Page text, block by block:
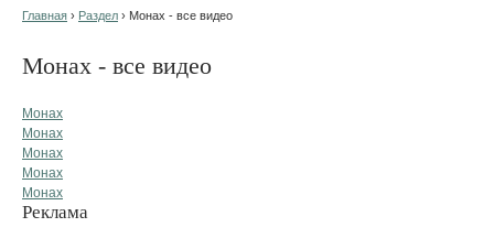
Главная › Раздел › Монах - все видео
Монах - все видео
Монах
Монах
Монах
Монах
Монах
Реклама